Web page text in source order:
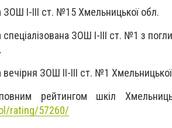
ЗОШ I-III ст. №15 Хмельницької обл.
спеціалізована ЗОШ І-ІІІ ст. №1 з
вечірня ЗОШ ІI-III ст. №1
рейтингом шкіл
rating/57260/